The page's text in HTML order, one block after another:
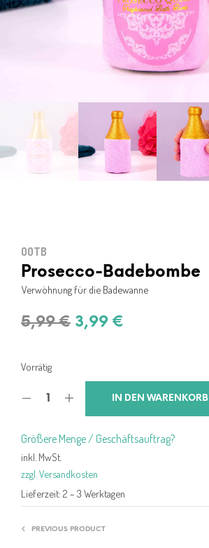
OOTB
Prosecco-Badebombe
Verwöhnung für die Badewanne
5,99€ Ursprünglicher
5,99 €
3,99 €
3,99 €.
Vorrätig
IN DEN WARENKORB
Größere Menge / Geschäftsauftrag?
inkl. MwSt.
zzgl. Versandkosten
Lieferzeit: 2 – 3 Werktagen
PREVIOUS PRODUCT